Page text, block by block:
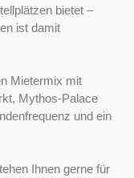
bietet –
ist damit
Mietermix mit
Mythos-Palace
und ein
Ihnen gerne für